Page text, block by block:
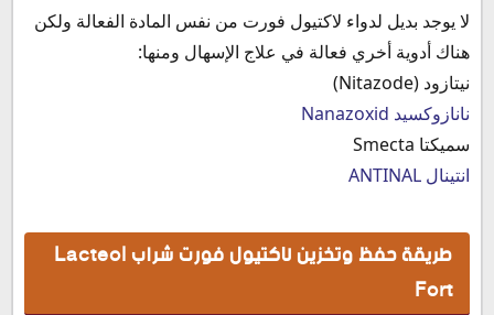
لا يوجد بديل لدواء لاكتيول فورت من نفس المادة الفعالة ولكن
هناك أدوية أخري فعالة في علاج الإسهال ومنها:
نيتازود (Nitazode)
نانازوكسيد Nanazoxid
سميكتا Smecta
انتينال ANTINAL
طريقة حفظ وتخزين لاكتيول فورت شراب Lacteol
Fort